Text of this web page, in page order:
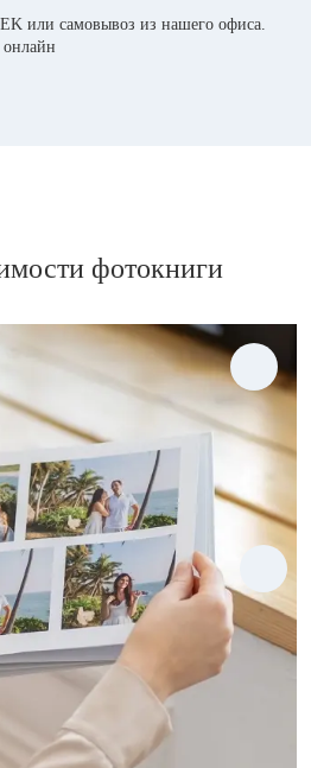
или самовывоз из нашего офиса.
онлайн
фотокниги